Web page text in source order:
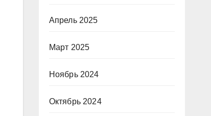
Апрель 2025
Март 2025
Ноябрь 2024
Октябрь 2024